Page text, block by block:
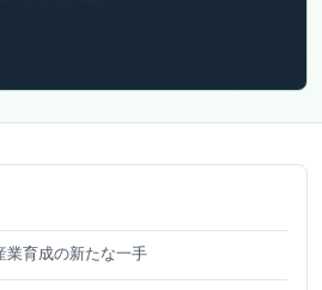
業育成の新たな一手